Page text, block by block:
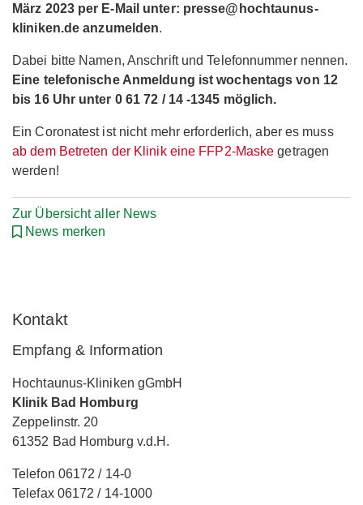
März 2023 per E-Mail unter: presse@hochtaunus-
kliniken.de anzumelden.
Dabei bitte Namen, Anschrift und Telefonnummer nennen.
Eine telefonische Anmeldung ist wochentags von 12
bis 16 Uhr unter 0 61 72 / 14 -1345 möglich.
Ein Coronatest ist nicht mehr erforderlich, aber es muss
ab dem Betreten der Klinik eine FFP2-Maske getragen
werden!
Zur Übersicht aller News
News merken
Kontakt
Empfang & Information
Hochtaunus-Kliniken gGmbH
Klinik Bad Homburg
Zeppelinstr. 20
61352 Bad Homburg v.d.H.
Telefon 06172 / 14-0
Telefax 06172 / 14-1000